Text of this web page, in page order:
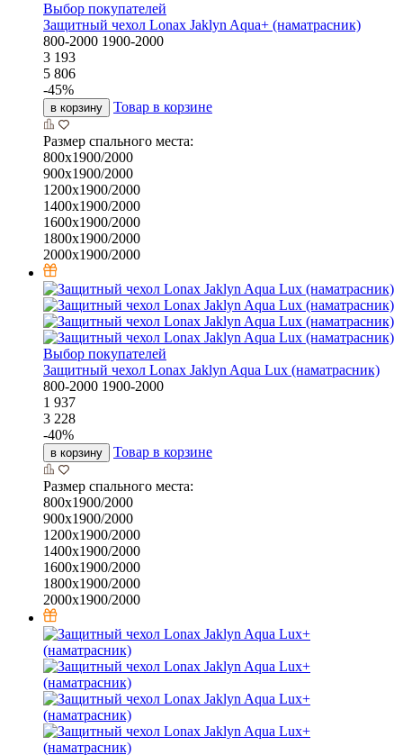
Выбор покупателей
Защитный чехол Lonax Jaklyn Aqua+ (наматрасник)
800-2000 1900-2000
3 193
5 806
-45%
в корзину Товар в корзине
Размер спального места:
800х1900/2000
900х1900/2000
1200х1900/2000
1400х1900/2000
1600х1900/2000
1800х1900/2000
2000х1900/2000
Выбор покупателей
Защитный чехол Lonax Jaklyn Aqua Lux (наматрасник)
800-2000 1900-2000
1 937
3 228
-40%
в корзину Товар в корзине
Размер спального места:
800х1900/2000
900х1900/2000
1200х1900/2000
1400х1900/2000
1600х1900/2000
1800х1900/2000
2000х1900/2000